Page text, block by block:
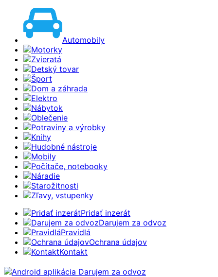
Automobily
Motorky
Zvieratá
Detský tovar
Šport
Dom a záhrada
Elektro
Nábytok
Oblečenie
Potraviny a výrobky
Knihy
Hudobné nástroje
Mobily
Počítače, notebooky
Náradie
Starožitnosti
Zľavy, vstupenky
Pridať inzerát
Darujem za odvoz
Pravidlá
Ochrana údajov
Kontakt